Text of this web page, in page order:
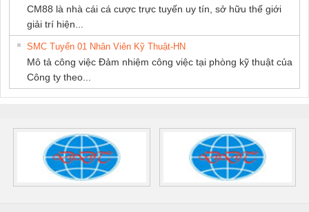
CM88 là nhà cái cá cược trực tuyến uy tín, sở hữu thế giới
giải trí hiện...
SMC Tuyển 01 Nhân Viên Kỹ Thuật-HN
Mô tả công việc Đảm nhiệm công việc tại phòng kỹ thuật của
Công ty theo...